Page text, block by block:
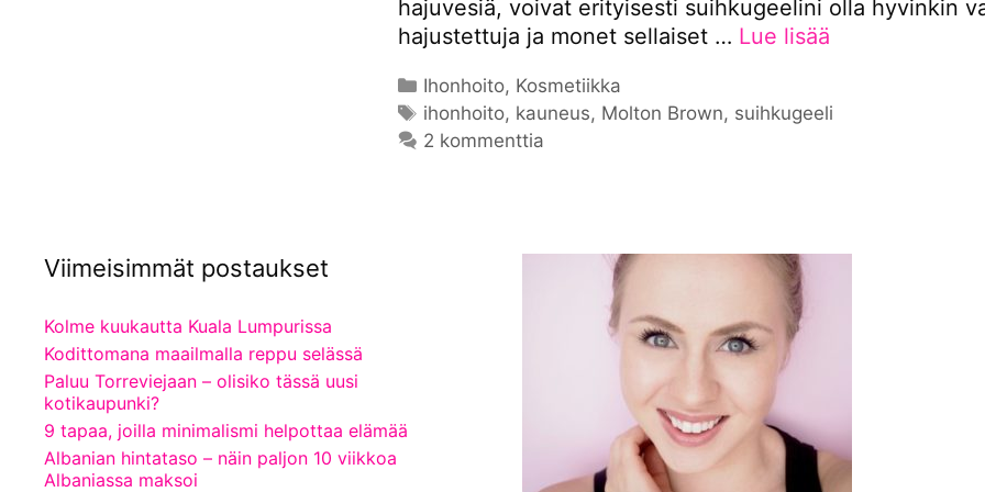
hajuvesiä, voivat erityisesti suihkugeelini olla hyvinkin
hajustettuja ja monet sellaiset … Lue lisää
Kategoriat
Ihonhoito, Kosmetiikka
Avainsanat
ihonhoito, kauneus, Molton Brown, suihkugeeli
2 kommenttia
Viimeisimmät postaukset
Kolme kuukautta Kuala Lumpurissa
Kodittomana maailmalla reppu selässä
Paluu Torreviejaan – olisiko tässä uusi
kotikaupunki?
9 tapaa, joilla minimalismi helpottaa elämää
Albanian hintataso – näin paljon 10 viikkoa
Albaniassa maksoi